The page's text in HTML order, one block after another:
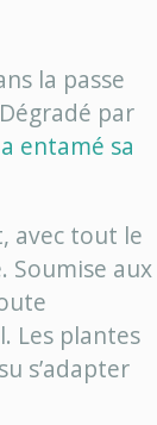
la passe
par
entamé sa
avec tout le
Soumise aux
Les plantes
s’adapter